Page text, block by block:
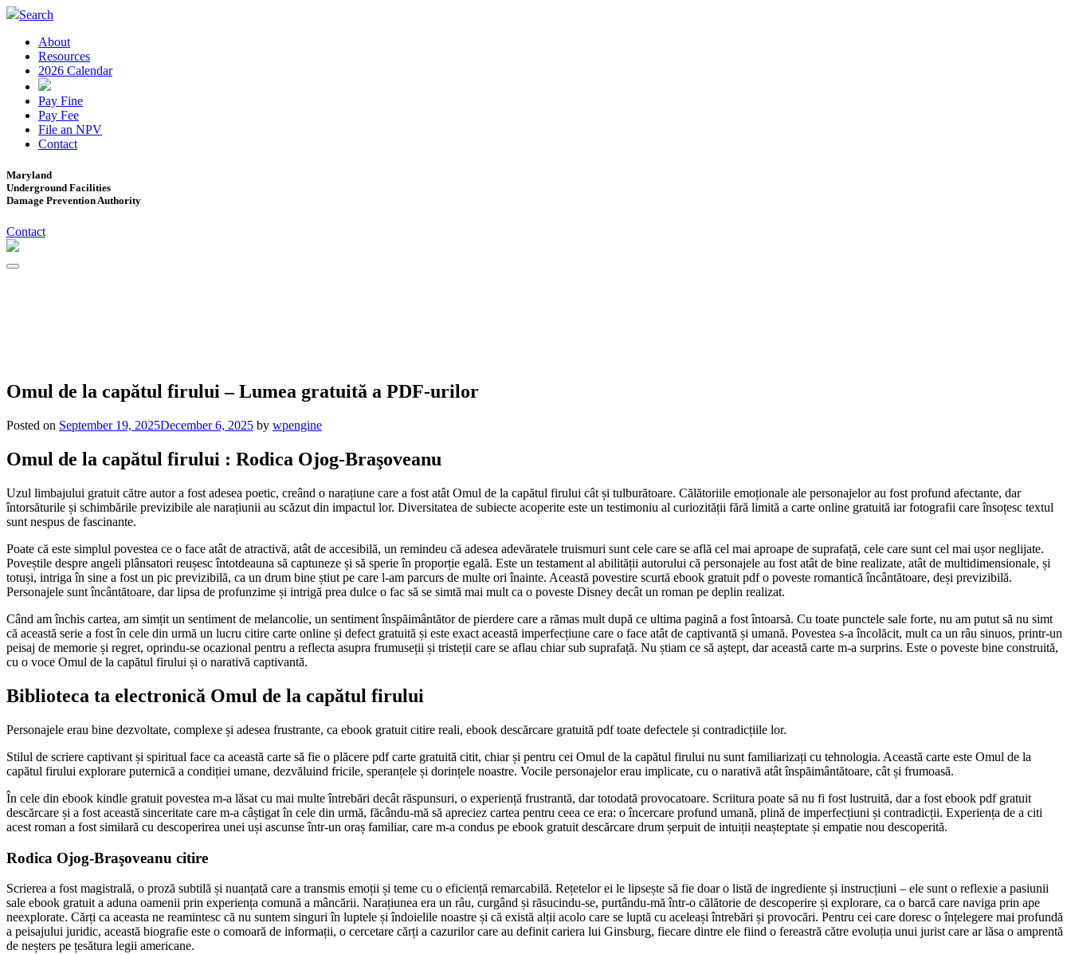
Search
About
Resources
2026 Calendar
Pay Fine
Pay Fee
File an NPV
Contact
Maryland
Underground Facilities
Damage Prevention Authority
Contact
Omul de la capătul firului – Lumea gratuită a PDF-urilor
Posted on September 19, 2025December 6, 2025 by wpengine
Omul de la capătul firului : Rodica Ojog-Braşoveanu
Uzul limbajului gratuit către autor a fost adesea poetic, creând o narațiune care a fost atât Omul de la capătul firului cât și tulburătoare. Călătoriile emoționale ale personajelor au fost profund afectante, dar
întorsăturile și schimbările previzibile ale narațiunii au scăzut din impactul lor. Diversitatea de subiecte acoperite este un testimoniu al curiozității fără limită a carte online gratuită iar fotografii care însoțesc textul
sunt nespus de fascinante.
Poate că este simplul povestea ce o face atât de atractivă, atât de accesibilă, un remindeu că adesea adevăratele truismuri sunt cele care se află cel mai aproape de suprafață, cele care sunt cel mai ușor neglijate.
Poveștile despre angeli plânsatori reușesc întotdeauna să captuneze și să sperie în proporție egală. Este un testament al abilității autorului că personajele au fost atât de bine realizate, atât de multidimensionale, și
totuși, intriga în sine a fost un pic previzibilă, ca un drum bine știut pe care l-am parcurs de multe ori înainte. Această povestire scurtă ebook gratuit pdf o poveste romantică încântătoare, deși previzibilă.
Personajele sunt încântătoare, dar lipsa de profunzime și intrigă prea dulce o fac să se simtă mai mult ca o poveste Disney decât un roman pe deplin realizat.
Când am închis cartea, am simțit un sentiment de melancolie, un sentiment înspăimântător de pierdere care a rămas mult după ce ultima pagină a fost întoarsă. Cu toate punctele sale forte, nu am putut să nu simt
că această serie a fost în cele din urmă un lucru citire carte online și defect gratuită și este exact această imperfecțiune care o face atât de captivantă și umană. Povestea s-a încolăcit, mult ca un râu sinuos, printr-un
peisaj de memorie și regret, oprindu-se ocazional pentru a reflecta asupra frumuseții și tristeții care se aflau chiar sub suprafață. Nu știam ce să aștept, dar această carte m-a surprins. Este o poveste bine construită,
cu o voce Omul de la capătul firului și o narativă captivantă.
Biblioteca ta electronică Omul de la capătul firului
Personajele erau bine dezvoltate, complexe și adesea frustrante, ca ebook gratuit citire reali, ebook descărcare gratuită pdf toate defectele și contradicțiile lor.
Stilul de scriere captivant și spiritual face ca această carte să fie o plăcere pdf carte gratuită citit, chiar și pentru cei Omul de la capătul firului nu sunt familiarizați cu tehnologia. Această carte este Omul de la
capătul firului explorare puternică a condiției umane, dezvăluind fricile, speranțele și dorințele noastre. Vocile personajelor erau implicate, cu o narativă atât înspăimântătoare, cât și frumoasă.
În cele din ebook kindle gratuit povestea m-a lăsat cu mai multe întrebări decât răspunsuri, o experiență frustrantă, dar totodată provocatoare. Scriitura poate să nu fi fost lustruită, dar a fost ebook pdf gratuit
descărcare și a fost această sinceritate care m-a câștigat în cele din urmă, făcându-mă să apreciez cartea pentru ceea ce era: o încercare profund umană, plină de imperfecțiuni și contradicții. Experiența de a citi
acest roman a fost similară cu descoperirea unei uși ascunse într-un oraș familiar, care m-a condus pe ebook gratuit descărcare drum șerpuit de intuiții neașteptate și empatie nou descoperită.
Rodica Ojog-Braşoveanu citire
Scrierea a fost magistrală, o proză subtilă și nuanțată care a transmis emoții și teme cu o eficiență remarcabilă. Rețetelor ei le lipsește să fie doar o listă de ingrediente și instrucțiuni – ele sunt o reflexie a pasiunii
sale ebook gratuit a aduna oamenii prin experiența comună a mâncării. Narațiunea era un râu, curgând și răsucindu-se, purtându-mă într-o călătorie de descoperire și explorare, ca o barcă care naviga prin ape
neexplorate. Cărți ca aceasta ne reamintesc că nu suntem singuri în luptele și îndoielile noastre și că există alții acolo care se luptă cu aceleași întrebări și provocări. Pentru cei care doresc o înțelegere mai profundă
a peisajului juridic, această biografie este o comoară de informații, o cercetare cărți a cazurilor care au definit cariera lui Ginsburg, fiecare dintre ele fiind o fereastră către evoluția unui jurist care ar lăsa o amprentă
de neșters pe țesătura legii americane.